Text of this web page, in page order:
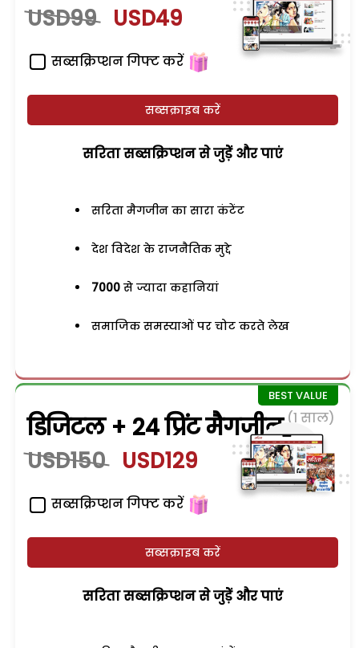
USD99 USD49
सब्सक्रिप्शन गिफ्ट करें
सब्सक्राइब करें
सरिता सब्सक्रिप्शन से जुड़ेें और पाएं
सरिता मैगजीन का सारा कंटेंट
देश विदेश के राजनैतिक मुद्दे
7000 से ज्यादा कहानियां
समाजिक समस्याओं पर चोट करते लेख
डिजिटल + 24 प्रिंट मैगजीन (1 साल)
USD150 USD129
सब्सक्रिप्शन गिफ्ट करें
सब्सक्राइब करें
सरिता सब्सक्रिप्शन से जुड़ेें और पाएं